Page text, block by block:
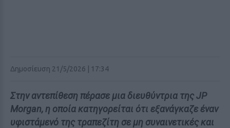
Δημοσίευση 21/5/2026 | 17:34
Στην αντεπίθεση πέρασε μια διευθύντρια της JP
Morgan, η οποία κατηγορείται ότι εξανάγκαζε έναν
υφιστάμενό της τραπεζίτη σε μη συναινετικές και